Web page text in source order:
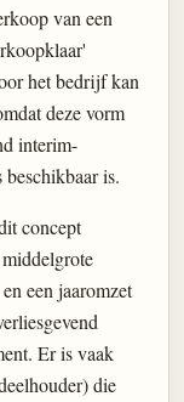
van een
het bedrijf kan
deze vorm
interim-
is.
concept
een jaaromzet
Er is vaak
die